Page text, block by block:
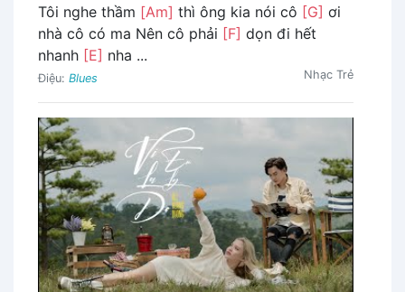
Tôi nghe thầm [Am] thì ông kia nói cô [G] ơi
nhà cô có ma Nên cô phải [F] dọn đi hết
nhanh [E] nha ...
Điệu: Blues Nhạc Trẻ